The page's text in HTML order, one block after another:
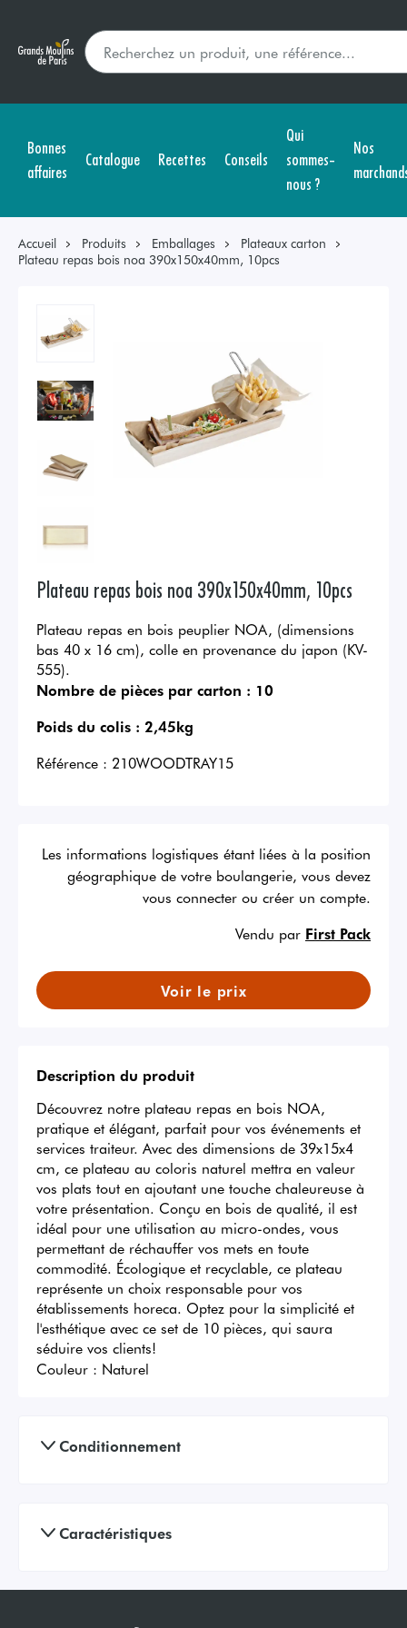
Bonnes
affaires
Catalogue Recettes Conseils
Qui
sommes-
nous ?
Nos
Accueil Produits Emballages
Plateaux carton
Plateau repas bois noa 390x150x40mm, 10pcs
Plateau repas bois noa 390x150x40mm, 10pcs
Plateau repas en bois peuplier NOA, (dimensions
bas 40 x 16 cm), colle en provenance du japon (KV-
555).
Nombre de pièces par carton : 10
Poids du colis : 2,45kg
Référence : 210WOODTRAY15
Les informations logistiques étant liées à la position
géographique de votre boulangerie, vous devez
vous connecter ou créer un compte.
Vendu par First Pack
Voir le prix
Description du produit
Découvrez notre plateau repas en bois NOA,
pratique et élégant, parfait pour vos événements et
services traiteur. Avec des dimensions de 39x15x4
cm, ce plateau au coloris naturel mettra en valeur
vos plats tout en ajoutant une touche chaleureuse à
votre présentation. Conçu en bois de qualité, il est
idéal pour une utilisation au micro-ondes, vous
permettant de réchauffer vos mets en toute
commodité. Écologique et recyclable, ce plateau
représente un choix responsable pour vos
établissements horeca. Optez pour la simplicité et
l'esthétique avec ce set de 10 pièces, qui saura
séduire vos clients!
Couleur : Naturel
Conditionnement
Caractéristiques